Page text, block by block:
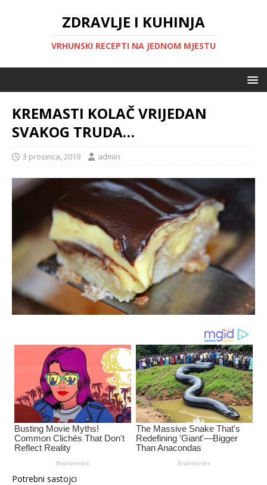
ZDRAVLJE I KUHINJA
VRHUNSKI RECEPTI NA JEDNOM MJESTU
KREMASTI KOLAČ VRIJEDAN
SVAKOG TRUDA…
3 prosinca, 2019 admin
Potrebni sastojci